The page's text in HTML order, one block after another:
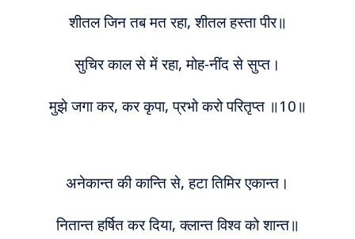
शीतल जिन तब मत रहा, शीतल हस्ता पीर॥
सुचिर काल से में रहा, मोह-नींद से सुप्त।
मुझे जगा कर, कर कृपा, प्रभो करो परितृप्त ॥10॥
अनेकान्त की कान्ति से, हटा तिमिर एकान्त।
नितान्त हर्षित कर दिया, क्लान्त विश्व को शान्त॥